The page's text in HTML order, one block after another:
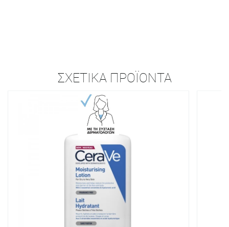
ΣΧΕΤΙΚΆ ΠΡΟΪΌΝΤΑ